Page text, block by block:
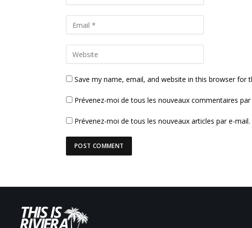
Save my name, email, and website in this browser for
Prévenez-moi de tous les nouveaux commentaires par
Prévenez-moi de tous les nouveaux articles par e-mail.